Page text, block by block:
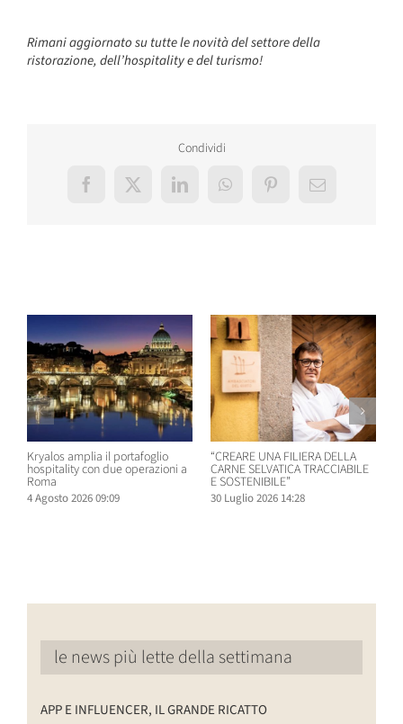
Rimani aggiornato su tutte le novità del settore della
ristorazione, dell’hospitality e del turismo!
Condividi
Facebook
X LinkedInWhatsAppPinterestEmail
Kryalos amplia il portafoglio
hospitality con due operazioni a
Roma
4 Agosto 2026 09:09
“CREARE UNA FILIERA DELLA
CARNE SELVATICA TRACCIABILE
E SOSTENIBILE”
30 Luglio 2026 14:28
le news più lette della settimana
APP E INFLUENCER, IL GRANDE RICATTO